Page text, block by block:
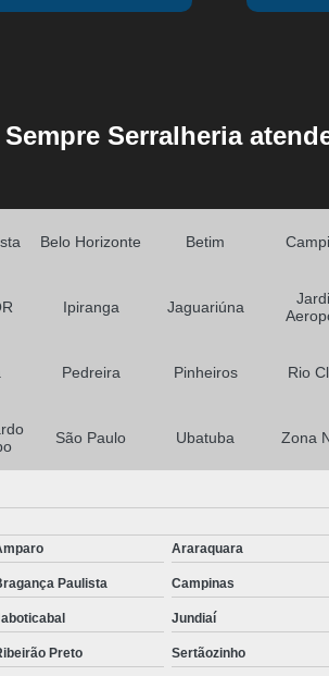
Serralheria
Serralheria
Belo Horizonte Betim
Ipiranga Jaguariúna
Pedreira Pinheiros Rio
São Paulo Ubatuba Zona
Araraquara
Paulista Campinas
Jundiaí
Preto Sertãozinho